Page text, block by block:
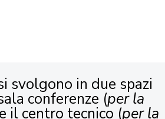
svolgono in due spazi
conferenze (per la
il centro tecnico (per la